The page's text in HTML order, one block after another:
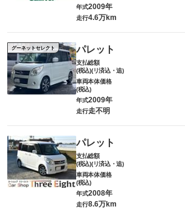
年式2009年
走行4.6万km
グーネットセレクト パレット
支払総額
(税込)(リ済込・追)
車両本体価格
(税込)
年式2009年
走行走不明
パレット
支払総額
(税込)(リ済込・追)
車両本体価格
(税込)
年式2008年
走行8.6万km